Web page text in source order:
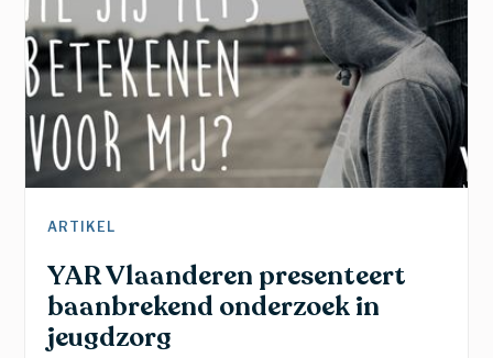
ARTIKEL
YAR Vlaanderen presenteert
baanbrekend onderzoek in
jeugdzorg